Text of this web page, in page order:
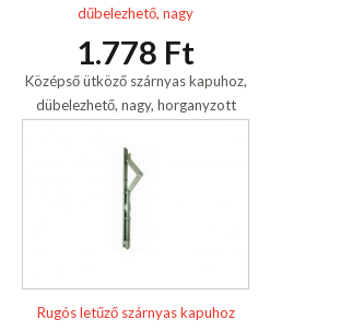
dűbelezhető, nagy
1.778 Ft
Középső ütköző szárnyas kapuhoz,
dübelezhető, nagy, horganyzott
Rugós letűző szárnyas kapuhoz